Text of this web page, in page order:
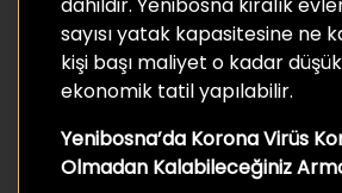
sayısı yatak kapasitesine ne
kişi başı maliyet o kadar
ekonomik tatil yapılabilir.
Yenibosna’da Korona Virüs
Olmadan Kalabileceğiniz